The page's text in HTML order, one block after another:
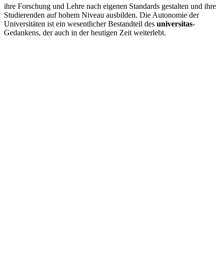
ihre Forschung und Lehre nach eigenen Standards gestalten und ihre
Studierenden auf hohem Niveau ausbilden. Die Autonomie der
Universitäten ist ein wesentlicher Bestandteil des universitas-
Gedankens, der auch in der heutigen Zeit weiterlebt.